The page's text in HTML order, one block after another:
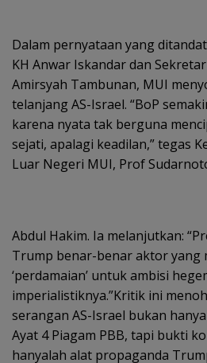
Dalam pernyataan yang
KH Anwar Iskandar dan
Amirsyah Tambunan, MUI
telanjang AS-Israel. “BoP
karena nyata tak berguna
sejati, apalagi keadilan,” tegas
Luar Negeri MUI, Prof
Abdul Hakim. Ia melanjutkan:
Trump benar-benar aktor yang
‘perdamaian’ untuk ambisi
imperialistiknya.”Kritik ini
serangan AS-Israel bukan
Ayat 4 Piagam PBB, tapi bukti
hanyalah alat propaganda